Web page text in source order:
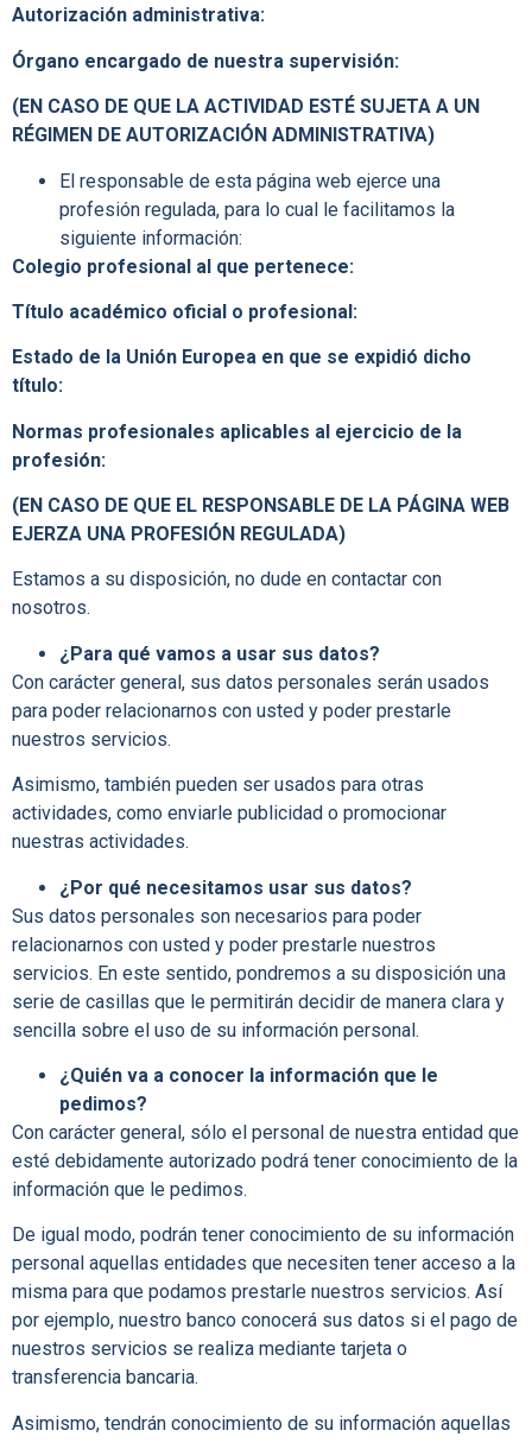
Autorización administrativa:
Órgano encargado de nuestra supervisión:
(EN CASO DE QUE LA ACTIVIDAD ESTÉ SUJETA A UN
RÉGIMEN DE AUTORIZACIÓN ADMINISTRATIVA)
El responsable de esta página web ejerce una
profesión regulada, para lo cual le facilitamos la
siguiente información:
Colegio profesional al que pertenece:
Título académico oficial o profesional:
Estado de la Unión Europea en que se expidió dicho
título:
Normas profesionales aplicables al ejercicio de la
profesión:
(EN CASO DE QUE EL RESPONSABLE DE LA PÁGINA WEB
EJERZA UNA PROFESIÓN REGULADA)
Estamos a su disposición, no dude en contactar con
nosotros.
¿Para qué vamos a usar sus datos?
Con carácter general, sus datos personales serán usados
para poder relacionarnos con usted y poder prestarle
nuestros servicios.
Asimismo, también pueden ser usados para otras
actividades, como enviarle publicidad o promocionar
nuestras actividades.
¿Por qué necesitamos usar sus datos?
Sus datos personales son necesarios para poder
relacionarnos con usted y poder prestarle nuestros
servicios. En este sentido, pondremos a su disposición una
serie de casillas que le permitirán decidir de manera clara y
sencilla sobre el uso de su información personal.
¿Quién va a conocer la información que le
pedimos?
Con carácter general, sólo el personal de nuestra entidad que
esté debidamente autorizado podrá tener conocimiento de la
información que le pedimos.
De igual modo, podrán tener conocimiento de su información
personal aquellas entidades que necesiten tener acceso a la
misma para que podamos prestarle nuestros servicios. Así
por ejemplo, nuestro banco conocerá sus datos si el pago de
nuestros servicios se realiza mediante tarjeta o
transferencia bancaria.
Asimismo, tendrán conocimiento de su información aquellas